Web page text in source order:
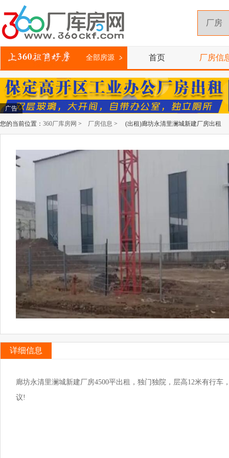
全部房源 首页 厂房信
广告
您的当前位置： 360厂库房网 > 厂房信息 > (出租)廊坊永清里澜城新建厂房出租
详细信息
廊坊永清里澜城新建厂房4500平出租，独门独院，层高12米有行
议!